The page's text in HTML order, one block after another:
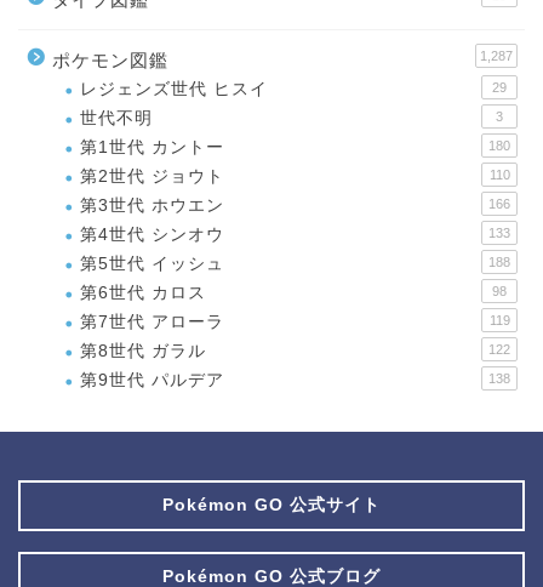
ポケモン図鑑 1,287
レジェンズ世代 ヒスイ 29
世代不明 3
第1世代 カントー 180
第2世代 ジョウト 110
第3世代 ホウエン 166
第4世代 シンオウ 133
第5世代 イッシュ 188
第6世代 カロス 98
第7世代 アローラ 119
第8世代 ガラル 122
第9世代 パルデア 138
Pokémon GO 公式サイト
Pokémon GO 公式ブログ